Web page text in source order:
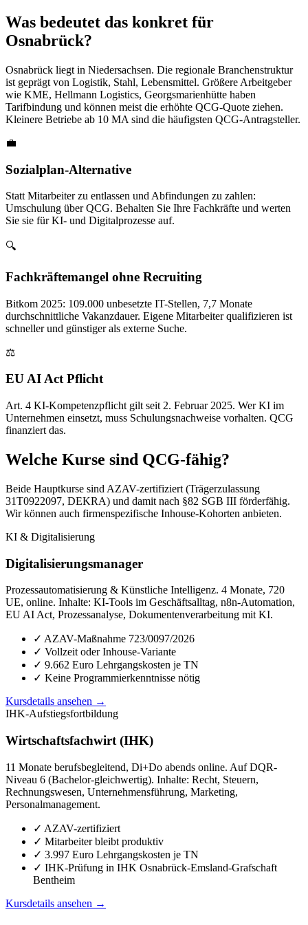
Was bedeutet das konkret für
Osnabrück?
Osnabrück liegt in Niedersachsen. Die regionale Branchenstruktur
ist geprägt von Logistik, Stahl, Lebensmittel. Größere Arbeitgeber
wie KME, Hellmann Logistics, Georgsmarienhütte haben
Tarifbindung und können meist die erhöhte QCG-Quote ziehen.
Kleinere Betriebe ab 10 MA sind die häufigsten QCG-Antragsteller.
💼
Sozialplan-Alternative
Statt Mitarbeiter zu entlassen und Abfindungen zu zahlen:
Umschulung über QCG. Behalten Sie Ihre Fachkräfte und werten
Sie sie für KI- und Digitalprozesse auf.
🔍
Fachkräftemangel ohne Recruiting
Bitkom 2025: 109.000 unbesetzte IT-Stellen, 7,7 Monate
durchschnittliche Vakanzdauer. Eigene Mitarbeiter qualifizieren ist
schneller und günstiger als externe Suche.
⚖
EU AI Act Pflicht
Art. 4 KI-Kompetenzpflicht gilt seit 2. Februar 2025. Wer KI im
Unternehmen einsetzt, muss Schulungsnachweise vorhalten. QCG
finanziert das.
Welche Kurse sind QCG-fähig?
Beide Hauptkurse sind AZAV-zertifiziert (Trägerzulassung
31T0922097, DEKRA) und damit nach §82 SGB III förderfähig.
Wir können auch firmenspezifische Inhouse-Kohorten anbieten.
KI & Digitalisierung
Digitalisierungsmanager
Prozessautomatisierung & Künstliche Intelligenz. 4 Monate, 720
UE, online. Inhalte: KI-Tools im Geschäftsalltag, n8n-Automation,
EU AI Act, Prozessanalyse, Dokumentenverarbeitung mit KI.
✓ AZAV-Maßnahme 723/0097/2026
✓ Vollzeit oder Inhouse-Variante
✓ 9.662 Euro Lehrgangskosten je TN
✓ Keine Programmierkenntnisse nötig
Kursdetails ansehen →
IHK-Aufstiegsfortbildung
Wirtschaftsfachwirt (IHK)
11 Monate berufsbegleitend, Di+Do abends online. Auf DQR-
Niveau 6 (Bachelor-gleichwertig). Inhalte: Recht, Steuern,
Rechnungswesen, Unternehmensführung, Marketing,
Personalmanagement.
✓ AZAV-zertifiziert
✓ Mitarbeiter bleibt produktiv
✓ 3.997 Euro Lehrgangskosten je TN
✓ IHK-Prüfung in IHK Osnabrück-Emsland-Grafschaft
Bentheim
Kursdetails ansehen →